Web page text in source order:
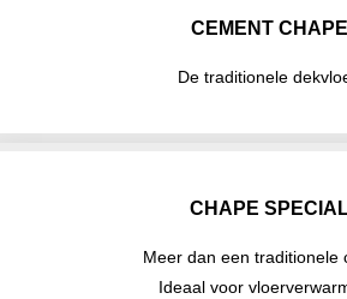
CEMENT CHAPE
De traditionele
CHAPE
Meer dan een traditionele
Ideaal voor